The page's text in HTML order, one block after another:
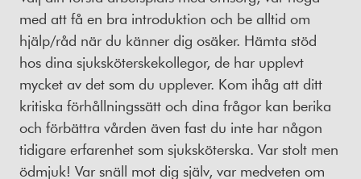
med att få en bra introduktion och be alltid om
hjälp/råd när du känner dig osäker. Hämta stöd
hos dina sjuksköterskekollegor, de har upplevt
mycket av det som du upplever. Kom ihåg att ditt
kritiska förhållningssätt och dina frågor kan berika
och förbättra vården även fast du inte har någon
tidigare erfarenhet som sjuksköterska. Var stolt men
ödmjuk! Var snäll mot dig själv, var medveten om